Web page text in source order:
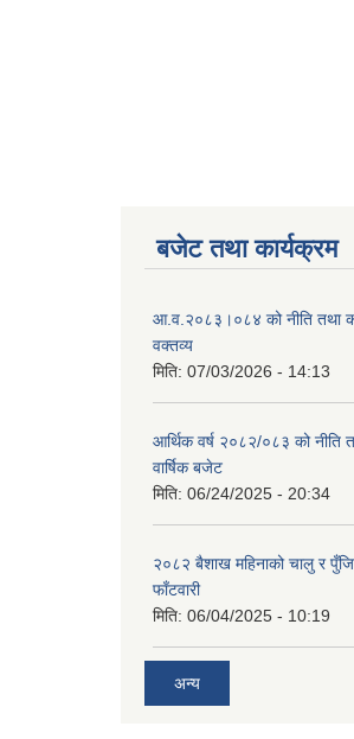
बजेट तथा कार्यक्रम
आ.व.२०८३।०८४ को नीति तथा
वक्तव्य
मिति: 07/03/2026 - 14:13
आर्थिक वर्ष २०८२/०८३ को नीति
वार्षिक बजेट
मिति: 06/24/2025 - 20:34
२०८२ बैशाख महिनाको चालु र
फाँटवारी
मिति: 06/04/2025 - 10:19
अन्य